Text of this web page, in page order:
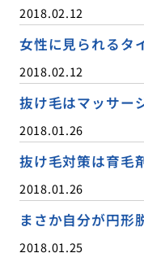
2018.02.12
女性に見られるタ
2018.02.12
抜け毛はマッサー
2018.01.26
抜け毛対策は育毛
2018.01.26
まさか自分が円形
2018.01.25